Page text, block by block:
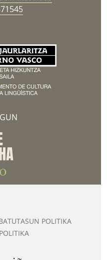
POLITIKA